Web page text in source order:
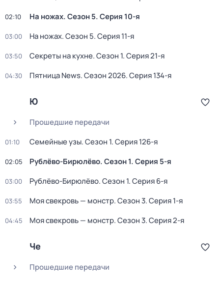
02:10 На ножах. Сезон 5. Серия 10-я
03:00 На ножах. Сезон 5. Серия 11-я
03:50 Секреты на кухне. Сезон 1. Серия 21-я
04:30 Пятница News. Сезон 2026. Серия 134-я
Ю
Прошедшие передачи
01:10 Семейные узы. Сезон 1. Серия 126-я
02:05 Рублёво-Бирюлёво. Сезон 1. Серия 5-я
03:00 Рублёво-Бирюлёво. Сезон 1. Серия 6-я
03:55 Моя свекровь — монстр. Сезон 3. Серия 1-я
04:45 Моя свекровь — монстр. Сезон 3. Серия 2-я
Че
Прошедшие передачи